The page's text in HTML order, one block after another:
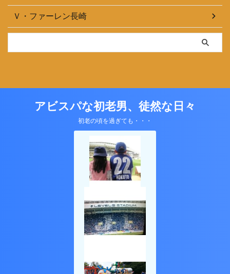
Ｖ・ファーレン長崎
アビスパな初老男、徒然な日々
初老の頃を過ぎても・・・